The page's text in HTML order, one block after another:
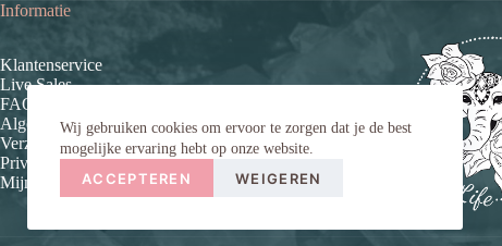
Wij gebruiken cookies om ervoor te zorgen dat je de best
mogelijke ervaring hebt op onze website.
ACCEPTEREN WEIGEREN
Informatie
Klantenservice
Live Sales
FAQ (veelgestelde vragen)
Algemene voorwaarden
Verzend- en retourinformatie
Privacybeleid
Mijn account